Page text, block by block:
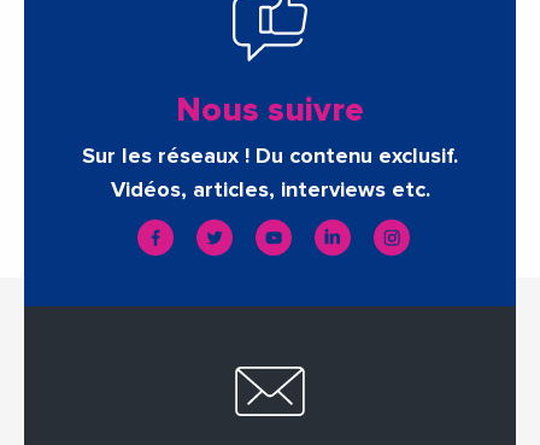
Nous suivre
Sur les réseaux ! Du contenu exclusif.
Vidéos, articles, interviews etc.